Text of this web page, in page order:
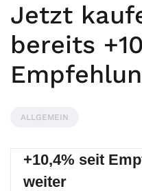
Jetzt
bereits
ALLGEMEIN
+10,4% seit
weiter